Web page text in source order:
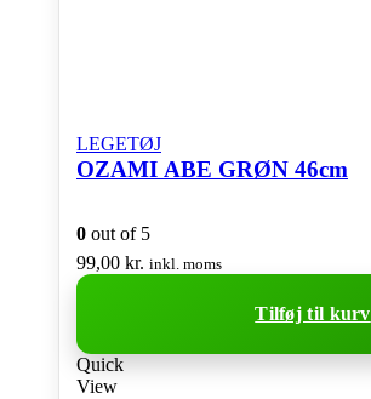
LEGETØJ
OZAMI ABE GRØN 46cm
0 out of 5
99,00 kr. inkl. moms
Tilføj til kurv
Quick
View